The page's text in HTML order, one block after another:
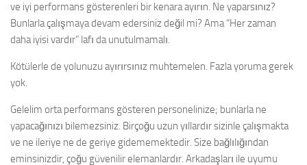
ve iyi performans gösterenleri bir kenara ayırın. Ne yaparsınız?
Bunlarla çalışmaya devam edersiniz değil mi? Ama “Her zaman
daha iyisi vardır” lafı da unutulmamalı.
Kötülerle de yolunuzu ayırırsınız muhtemelen. Fazla yoruma gerek
yok.
Gelelim orta performans gösteren personelinize; bunlarla ne
yapacağınızı bilemezsiniz. Birçoğu uzun yıllardır sizinle çalışmakta
ve ne ileriye ne de geriye gidememektedir. Size bağlılığından
eminsinizdir, çoğu güvenilir elemanlardır. Arkadaşları ile uyumu